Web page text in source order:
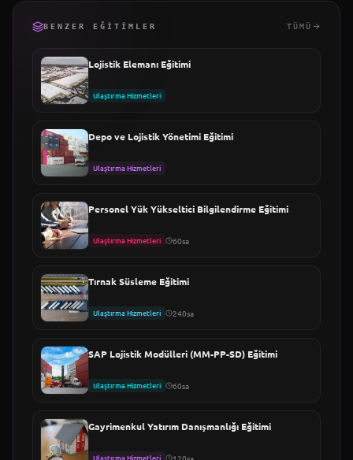
BENZER EĞITIMLER TÜMÜ
Lojistik Elemanı Eğitimi
Ulaştırma Hizmetleri
Depo ve Lojistik Yönetimi Eğitimi
Ulaştırma Hizmetleri
Personel Yük Yükseltici Bilgilendirme Eğitimi
Ulaştırma Hizmetleri 60sa
Tırnak Süsleme Eğitimi
Ulaştırma Hizmetleri 240sa
SAP Lojistik Modülleri (MM-PP-SD) Eğitimi
Ulaştırma Hizmetleri 60sa
Gayrimenkul Yatırım Danışmanlığı Eğitimi